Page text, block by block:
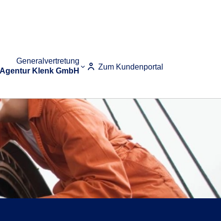
Generalvertretung
Agentur Klenk GmbH
Zum Kundenportal